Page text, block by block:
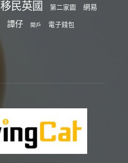
移民英國 第二家園 網易
譚仔 開戶 電子錢包